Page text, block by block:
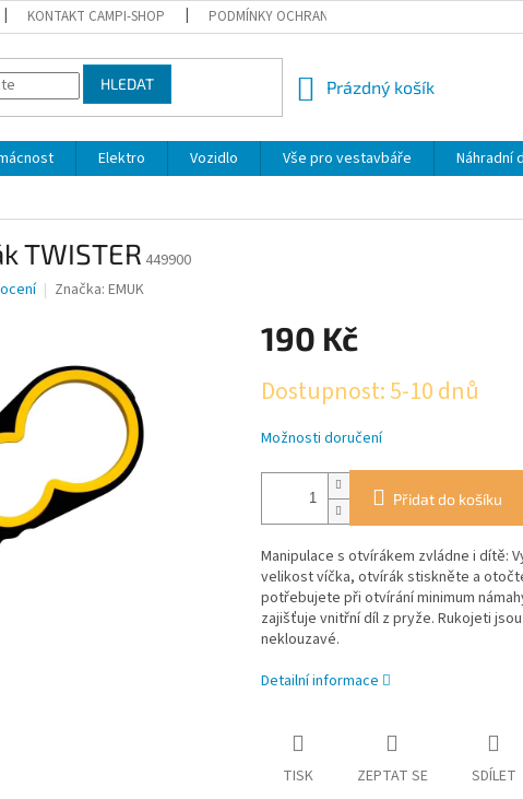
KONTAKT CAMPI-SHOP PODMÍNKY OCHRANY OSOBNÍCH ÚDAJŮ
HLEDAT
NÁKUPNÍ
Prázdný košík
Elektro Vozidlo Vše pro vestavbáře
Náhradní
TWISTER 449900
Značka: EMUK
190 Kč
cena:
Dostupnost: 5-10 dnů
Možnosti doručení
Přidat do košíku
Manipulace s otvírákem zvládne i dítě:
velikost víčka, otvírák stiskněte a
potřebujete při otvírání minimum
zajišťuje vnitřní díl z pryže. Rukojeti
neklouzavé.
Detailní informace
TISK ZEPTAT SE SDÍLET